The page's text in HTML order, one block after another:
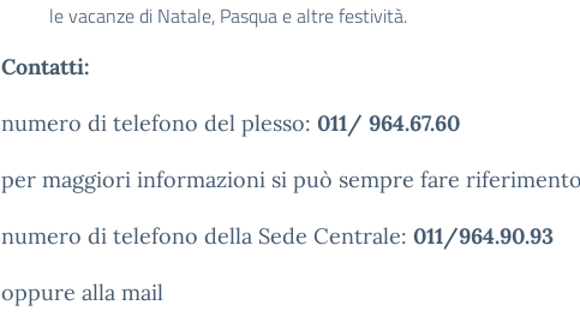
le vacanze di Natale, Pasqua e altre festività.
Contatti:
numero di telefono del plesso: 011/ 964.67.60
per maggiori informazioni si può sempre fare
numero di telefono della Sede Centrale: 011/964.90.93
oppure alla mail